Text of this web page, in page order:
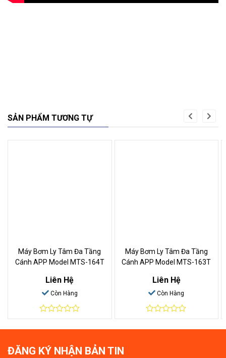
SẢN PHẨM TƯƠNG TỰ
Máy Bơm Ly Tâm Đa Tầng
Cánh APP Model MTS-164T
Liên Hệ
Còn Hàng
0
out
Máy Bơm Ly Tâm Đa Tầng
Cánh APP Model MTS-163T
Liên Hệ
Còn Hàng
0
out
ĐĂNG KÝ NHẬN BẢN TIN